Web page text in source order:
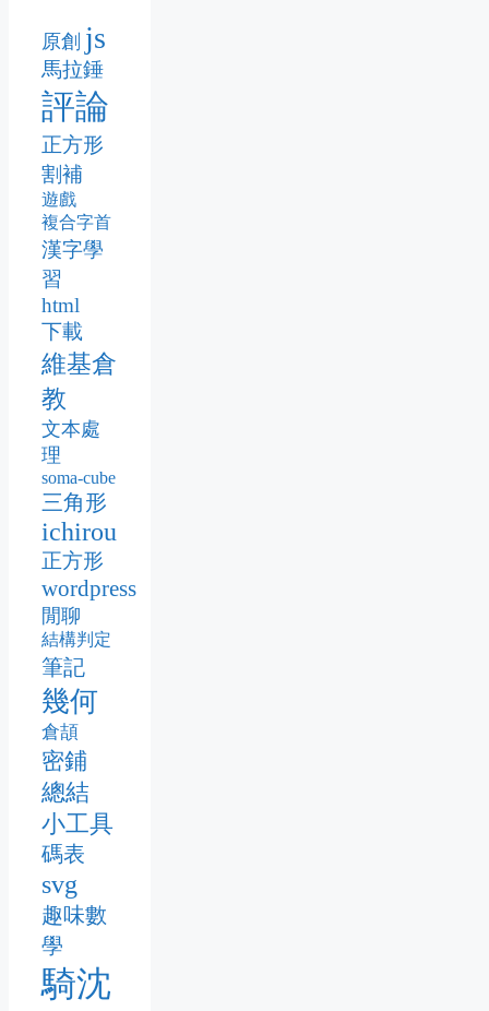
原創 js
馬拉錘
評論
正方形
割補
遊戲
複合字首
漢字學
習
html
下載
維基倉
教
文本處
理
soma-cube
三角形
ichirou
正方形
wordpress
閒聊
結構判定
筆記
幾何
倉頡
密鋪
總結
小工具
碼表
svg
趣味數
學
騎沈